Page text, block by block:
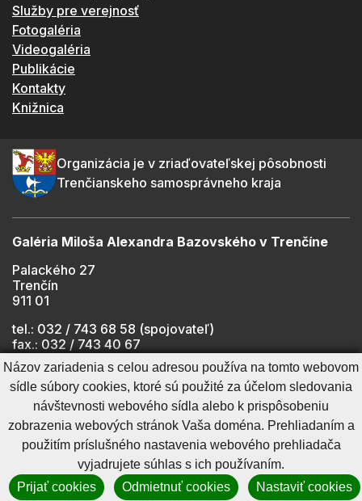
Služby pre verejnosť
Fotogaléria
Videogaléria
Publikácie
Kontakty
Knižnica
Organizácia je v zriaďovateľskej pôsobnosti
Trenčianskeho samosprávneho kraja
Galéria Miloša Alexandra Bazovského v Trenčíne
Palackého 27
Trenčín
911 01
tel.: 032 / 743 68 58 (spojovateľ)
fax.: 032 / 743 40 67
e-mail:
info@gmab.sk
Cookies nastavenie
Ochrana osobných údajov
Cookies - viac informácií
Vyhlásenie o prístupnosti
Technický prevádzkovateľ
Správca obsahu
GenerujeCMS BUXUS
Názov zariadenia s celou adresou používa na tomto webovom
sídle súbory cookies, ktoré sú použité za účelom sledovania
návštevnosti webového sídla alebo k prispôsobeniu
zobrazenia webových stránok Vaša doména. Prehliadaním a
použitím príslušného nastavenia webového prehliadača
vyjadrujete súhlas s ich používaním.
Prijať cookies
Odmietnuť cookies Nastaviť cookies